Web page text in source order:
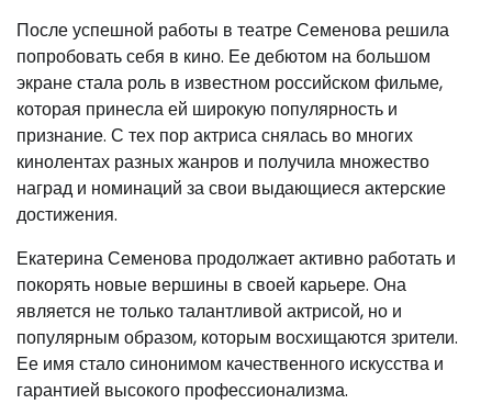
После успешной работы в театре Семенова решила
попробовать себя в кино. Ее дебютом на большом
экране стала роль в известном российском фильме,
которая принесла ей широкую популярность и
признание. С тех пор актриса снялась во многих
кинолентах разных жанров и получила множество
наград и номинаций за свои выдающиеся актерские
достижения.
Екатерина Семенова продолжает активно работать и
покорять новые вершины в своей карьере. Она
является не только талантливой актрисой, но и
популярным образом, которым восхищаются зрители.
Ее имя стало синонимом качественного искусства и
гарантией высокого профессионализма.